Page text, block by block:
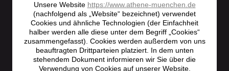
Unsere Website https://www.athene-muenchen.de
(nachfolgend als „Website“ bezeichnet) verwendet
Cookies und ähnliche Technologien (der Einfachheit
halber werden alle diese unter dem Begriff „Cookies“
zusammengefasst). Cookies werden außerdem von uns
beauftragten Drittparteien platziert. In dem unten
stehendem Dokument informieren wir Sie über die
Verwendung von Cookies auf unserer Website.